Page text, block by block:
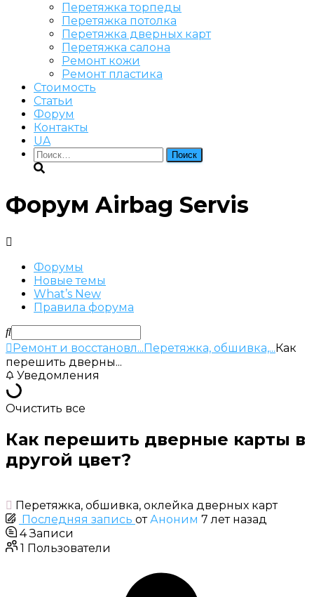
Перетяжка торпеды
Перетяжка потолка
Перетяжка дверных карт
Перетяжка салона
Ремонт кожи
Ремонт пластика
Стоимость
Статьи
Форум
Контакты
UA
Найти:
Форум Airbag Servis
Форумы
Новые темы
What’s New
Правила форума
Ремонт и восстановл...Перетяжка, обшивка,...Как
перешить дверны...
Уведомления
Очистить все
Как перешить дверные карты в
другой цвет?
Перетяжка, обшивка, оклейка дверных карт
Последняя запись от Аноним 7 лет назад
4Записи
1 Пользователи